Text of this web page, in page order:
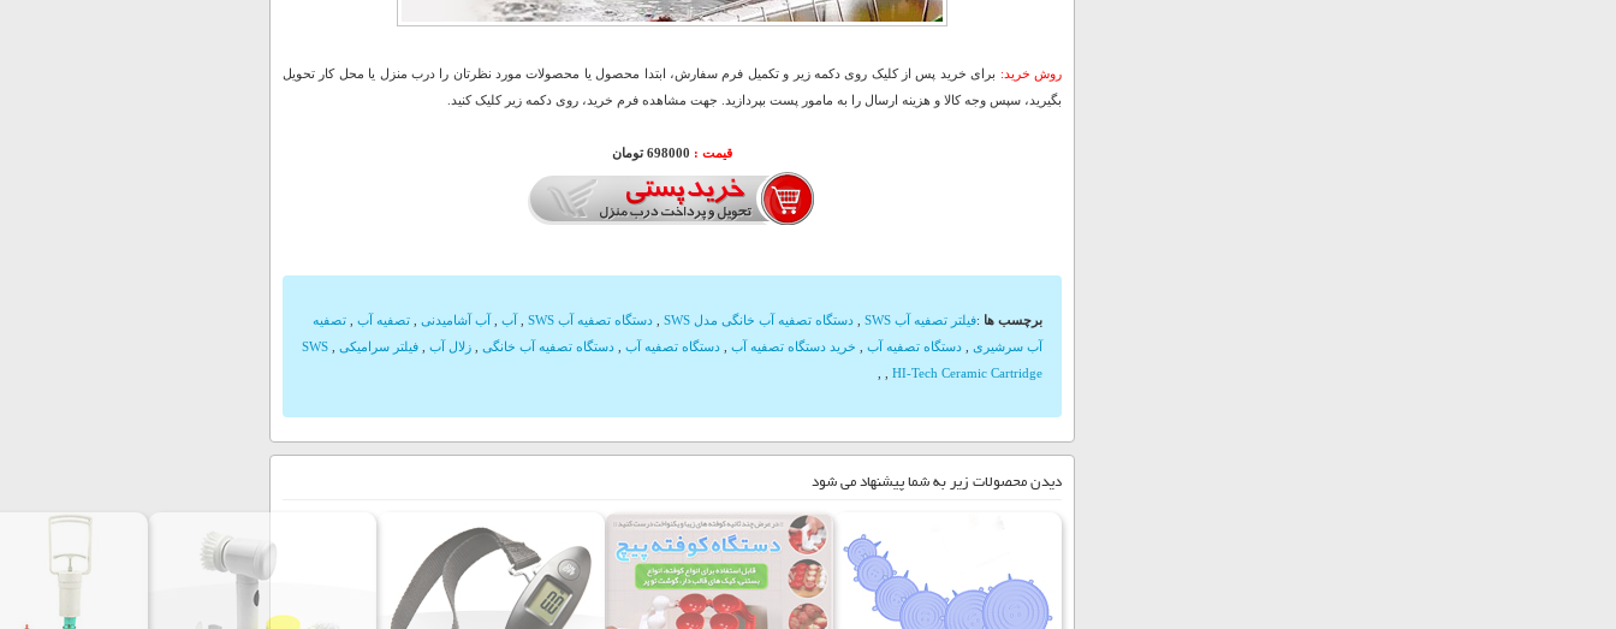
روش خرید: برای خرید پس از کلیک روی دکمه زیر و تکمیل فرم سفارش، ابتدا محصول یا محصولات مورد نظرتان را درب منزل یا محل کار تحویل
بگیرید، سپس وجه کالا و هزینه ارسال را به مامور پست بپردازید. جهت مشاهده فرم خرید، روی دکمه زیر کلیک کنید.
قیمت : 698000 تومان
برچسب ها :فیلتر تصفيه آب SWS دستگاه تصفيه آب خانگی مدل SWS دستگاه تصفيه آب SWS آب آب آشامیدنی تصفیه آب
تصفیه
آب سرشیری
دستگاه تصفیه آب خرید دستگاه تصفیه آب دستگاه تصفیه آب دستگاه تصفیه آب خانگی زلال آب فیلتر سرامیکی
SWS
HI-Tech Ceramic Cartridge
دیدن محصولات زیر به شما پیشنهاد می شود